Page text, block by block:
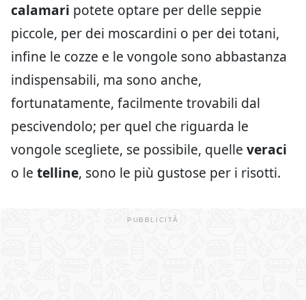
calamari potete optare per delle seppie
piccole, per dei moscardini o per dei totani,
infine le cozze e le vongole sono abbastanza
indispensabili, ma sono anche,
fortunatamente, facilmente trovabili dal
pescivendolo; per quel che riguarda le
vongole scegliete, se possibile, quelle veraci
o le telline, sono le più gustose per i risotti.